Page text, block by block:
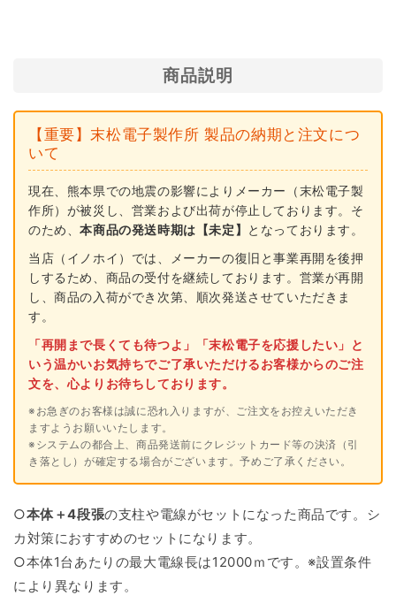
ッ
タ
ー
TakumiAC
セ
ッ
ト
シ
カ
対
策
ッ
タ
TakumiAC
セ
ッ
ト
シ
対
策
商品説明
【重要】末松電子製作所 製品の納期と注文につ
いて
現在、熊本県での地震の影響によりメーカー（末松電子製
作所）が被災し、営業および出荷が停止しております。そ
のため、本商品の発送時期は【未定】
となっております。
当店（イノホイ）では、メーカーの復旧と事業再開を後押
しするため、商品の受付を継続しております。営業が再開
し、商品の入荷ができ次第、順次発送させていただきま
す。
「再開まで長くても待つよ」「末松電子を応援したい」と
いう温かいお気持ちでご了承いただけるお客様からのご注
文を、心よりお待ちしております。
※お急ぎのお客様は誠に恐れ入りますが、ご注文をお控えいただき
ますようお願いいたします。
※システムの都合上、商品発送前にクレジットカード等の決済（引
き落とし）が確定する場合がございます。予めご了承ください。
○本体＋4段張の支柱や電線がセットになった商品です。 シ
カ対策におすすめのセットになります。
○本体1台あたりの最大電線長は12000ｍです。※設置条件
により異なります。